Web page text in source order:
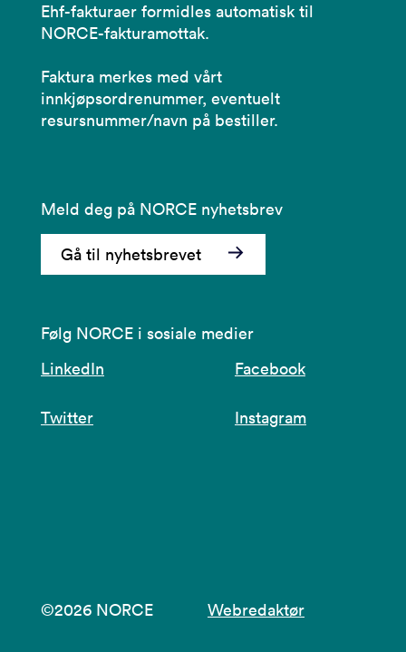
Ehf-fakturaer formidles automatisk til
NORCE-fakturamottak.
Faktura merkes med vårt
innkjøpsordrenummer, eventuelt
resursnummer/navn på bestiller.
Meld deg på NORCE nyhetsbrev
Gå til nyhetsbrevet
Følg NORCE i sosiale medier
LinkedIn
Facebook
Twitter Instagram
©2026 NORCE Webredaktør